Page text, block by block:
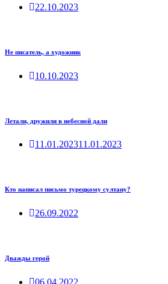
22.10.2023
Не писатель, а художник
10.10.2023
Летали, дружили в небесной дали
11.01.202311.01.2023
Кто написал письмо турецкому султану?
26.09.2022
Дважды герой